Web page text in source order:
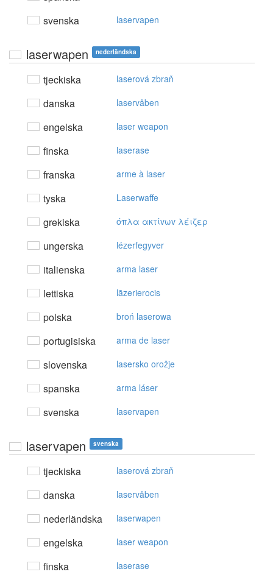
svenska laservapen
laserwapen nederländska
tjeckiska laserová zbraň
danska laservåben
engelska laser weapon
finska laserase
franska arme à laser
tyska Laserwaffe
grekiska όπλα ακτίvωv λέιζερ
ungerska lézerfegyver
italienska arma laser
lettiska lāzerierocis
polska broń laserowa
portugisiska arma de laser
slovenska lasersko orožje
spanska arma láser
svenska laservapen
laservapen svenska
tjeckiska laserová zbraň
danska laservåben
nederländska laserwapen
engelska laser weapon
finska laserase